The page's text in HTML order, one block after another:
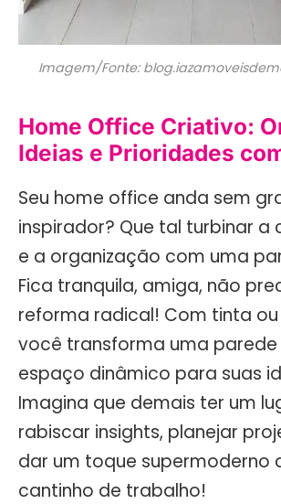
Imagem/Fonte:
Home Office Criativo:
Ideias e Prioridades
Seu home office anda sem
inspirador? Que tal turbinar a
e a organização com uma
Fica tranquila, amiga, não
reforma radical! Com tinta
você transforma uma parede
espaço dinâmico para suas
Imagina que demais ter um
rabiscar insights, planejar
dar um toque supermoderno
cantinho de trabalho!